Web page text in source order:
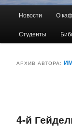
Перейти
к
Перейти
к
Новости О
Студенты
АРХИВ АВТОРА:
4-й